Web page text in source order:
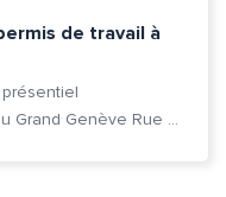
de travail à
Cité des Métiers du Grand Genève Rue Prévost-Martin 6 1205 Genève